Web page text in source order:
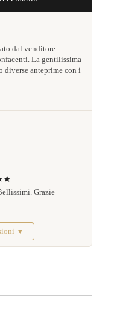
dal venditore
La gentilissima
diverse anteprime con i
Grazie
▼